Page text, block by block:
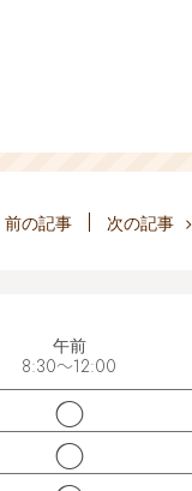
前の記事 次の記事
午前
8:30～12:00
◯
◯